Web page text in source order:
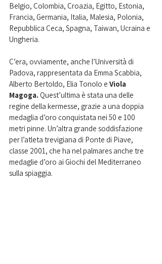
Belgio, Colombia, Croazia, Egitto, Estonia,
Francia, Germania, Italia, Malesia, Polonia,
Repubblica Ceca, Spagna, Taiwan, Ucraina e
Ungheria.
C’era, ovviamente, anche l’Università di
Padova, rappresentata da Emma Scabbia,
Alberto Bertoldo, Elia Tonolo e Viola
Magoga. Quest’ultima è stata una delle
regine della kermesse, grazie a una doppia
medaglia d’oro conquistata nei 50 e 100
metri pinne. Un’altra grande soddisfazione
per l’atleta trevigiana di Ponte di Piave,
classe 2001, che ha nel palmares anche tre
medaglie d’oro ai Giochi del Mediterraneo
sulla spiaggia.